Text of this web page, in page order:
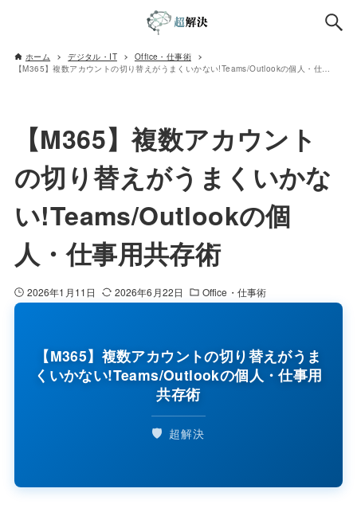
ホーム デジタル・IT
Office・仕事術
【M365】複数アカウントの切り替えがうまくいかない!Teams/Outlookの個人・仕事用共存術
【M365】複数アカウント
の切り替えがうまくいかな
い!Teams/Outlookの個
人・仕事用共存術
2026年1月11日 2026年6月22日 Office・仕事術
【M365】複数アカウントの切り替えがうま
くいかない!Teams/Outlookの個人・仕事用
共存術
🛡️ 超解決